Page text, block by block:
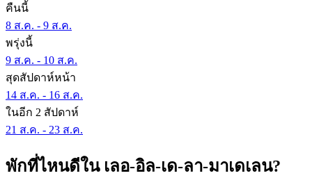
คืนนี้
8 ส.ค. - 9 ส.ค.
พรุ่งนี้
9 ส.ค. - 10 ส.ค.
สุดสัปดาห์หน้า
14 ส.ค. - 16 ส.ค.
ในอีก 2 สัปดาห์
21 ส.ค. - 23 ส.ค.
พักที่ไหนดีใน เลอ-อิล-เด-ลา-มาเดเลน?